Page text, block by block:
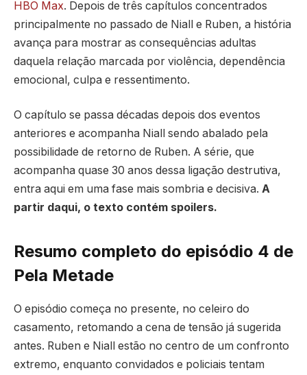
HBO Max. Depois de três capítulos concentrados
principalmente no passado de Niall e Ruben, a história
avança para mostrar as consequências adultas
daquela relação marcada por violência, dependência
emocional, culpa e ressentimento.
O capítulo se passa décadas depois dos eventos
anteriores e acompanha Niall sendo abalado pela
possibilidade de retorno de Ruben. A série, que
acompanha quase 30 anos dessa ligação destrutiva,
entra aqui em uma fase mais sombria e decisiva. A
partir daqui, o texto contém spoilers.
Resumo completo do episódio 4 de
Pela Metade
O episódio começa no presente, no celeiro do
casamento, retomando a cena de tensão já sugerida
antes. Ruben e Niall estão no centro de um confronto
extremo, enquanto convidados e policiais tentam